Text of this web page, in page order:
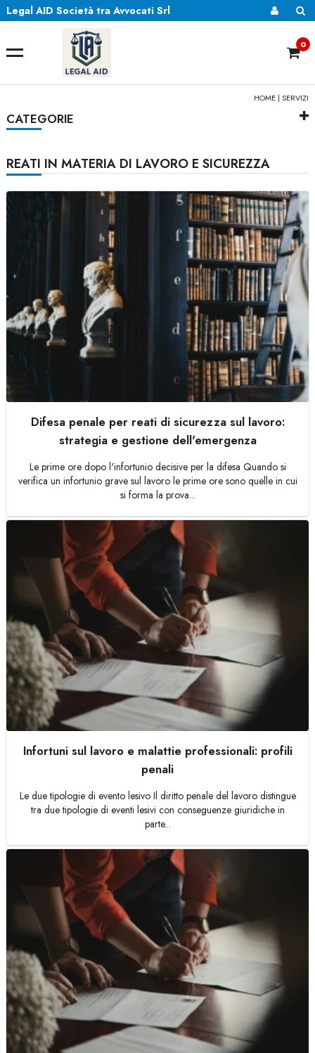
Legal AID Società tra Avvocati Srl
0
HOME | SERVIZI
CATEGORIE
REATI IN MATERIA DI LAVORO E SICUREZZA
Difesa penale per reati di sicurezza sul lavoro:
strategia e gestione dell'emergenza
Le prime ore dopo l'infortunio decisive per la difesa Quando si
verifica un infortunio grave sul lavoro le prime ore sono quelle in cui
si forma la prova...
Infortuni sul lavoro e malattie professionali: profili
penali
Le due tipologie di evento lesivo Il diritto penale del lavoro distingue
tra due tipologie di eventi lesivi con conseguenze giuridiche in
parte...